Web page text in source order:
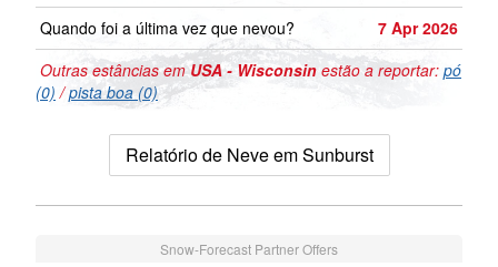
Quando foi a última vez que nevou?
7 Apr 2026
Outras estâncias emUSA - Wisconsin estão a reportar: pó
(0) /pista boa (0)
Relatório de Neve em Sunburst
Snow-Forecast Partner Offers